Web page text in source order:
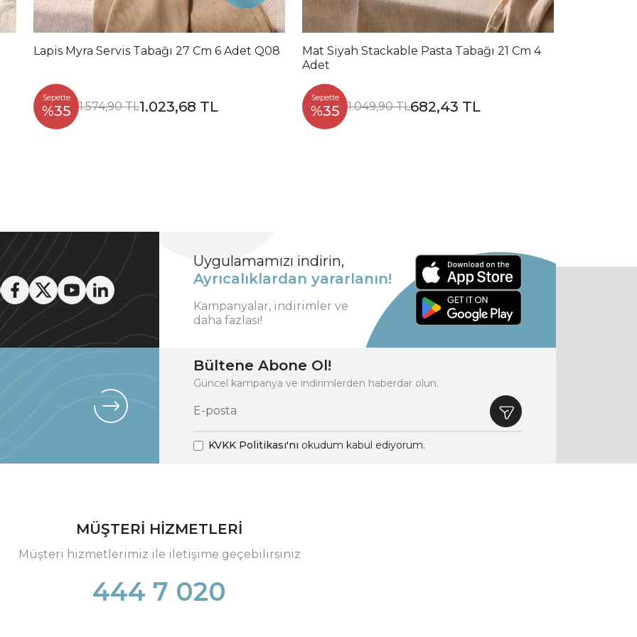
Lapis Myra Servis Tabağı 27 Cm 6 Adet Q08
Sepette
%35 1.574,90 TL1.023,68 TL
Mat Siyah Stackable Pasta Tabağı 21 Cm 4
Adet
Sepette
%35 1.049,90 TL682,43 TL
Uygulamamızı indirin,
Ayrıcalıklardan yararlanın!
Kampanyalar, indirimler ve
daha fazlası!
Bültene Abone Ol!
Güncel kampanya ve indirimlerden haberdar olun.
KVKK Politikası'nı okudum kabul ediyorum.
MÜŞTERİ HİZMETLERİ
Müşteri hizmetlerimiz ile iletişime geçebilirsiniz
444 7 020